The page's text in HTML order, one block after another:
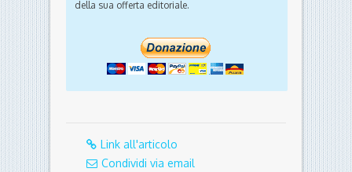
della sua offerta editoriale.
Link all'articolo
Condividi via email